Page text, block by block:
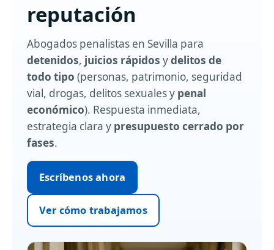
reputación
Abogados penalistas en Sevilla para
detenidos, juicios rápidos ydelitos de
todo tipo (personas, patrimonio, seguridad
vial, drogas, delitos sexuales y penal
económico). Respuesta inmediata,
estrategia clara y presupuesto cerrado por
fases.
Escríbenos ahora
Ver cómo trabajamos